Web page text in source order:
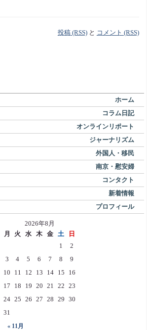
投稿 (RSS)と コメント (RSS)
ホーム
コラム日記
オンラインリポート
ジャーナリズム
外国人・移民
南京・慰安婦
コンタクト
新着情報
プロフィール
2026年8月
月
火 水 木 金 土 日
« 11月
1
2
3
4 5 6 7 8
9
10
11 12 13 14 15
16
17
18 19 20 21 22 23
24 25 26 27 28 29 30
31